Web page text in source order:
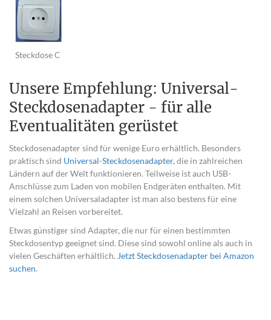
Steckdose C
Unsere Empfehlung: Universal-
Steckdosenadapter - für alle
Eventualitäten gerüstet
Steckdosenadapter sind für wenige Euro erhältlich. Besonders
praktisch sind Universal-Steckdosenadapter, die in zahlreichen
Ländern auf der Welt funktionieren. Teilweise ist auch USB-
Anschlüsse zum Laden von mobilen Endgeräten enthalten. Mit
einem solchen Universaladapter ist man also bestens für eine
Vielzahl an Reisen vorbereitet.
Etwas günstiger sind Adapter, die nur für einen bestimmten
Steckdosentyp geeignet sind. Diese sind sowohl online als auch in
vielen Geschäften erhältlich. Jetzt Steckdosenadapter bei Amazon
suchen.